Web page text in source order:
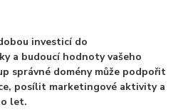
investicí do
a budoucí hodnoty vašeho
správné domény může podpořit
posílit marketingové aktivity a
let.